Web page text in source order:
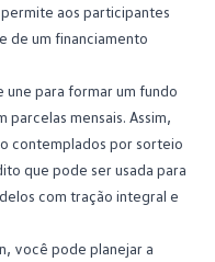
aos participantes
de um financiamento
une para formar um fundo
mensais. Assim,
contemplados por sorteio
que pode ser usada para
com tração integral e
você pode planejar a